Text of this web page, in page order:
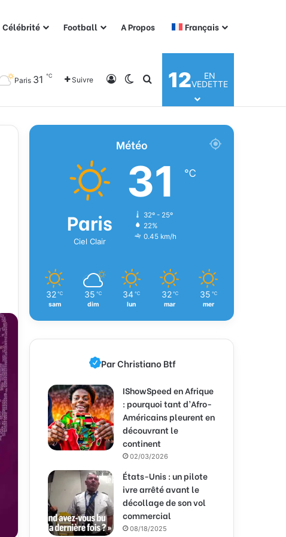
Célébrité Football A Propos Français
Paris 31 ℃ Suivre ConnexionSwitch skin
Rechercher
12
EN
VEDETTE
Météo
Paris
Ciel Clair
31 ℃
32º - 25º
22%
0.45 km/h
32 ℃
sam
35 ℃
dim
34 ℃
lun
32 ℃
mar
35 ℃
mer
Par Christiano Btf
IShowSpeed en Afrique
: pourquoi tant d’Afro-
Américains pleurent en
découvrant le
continent
02/03/2026
États-Unis : un pilote
ivre arrêté avant le
décollage de son vol
commercial
08/18/2025